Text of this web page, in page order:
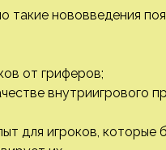
такие нововведения
от гриферов;
внутриигрового
для игроков, которые